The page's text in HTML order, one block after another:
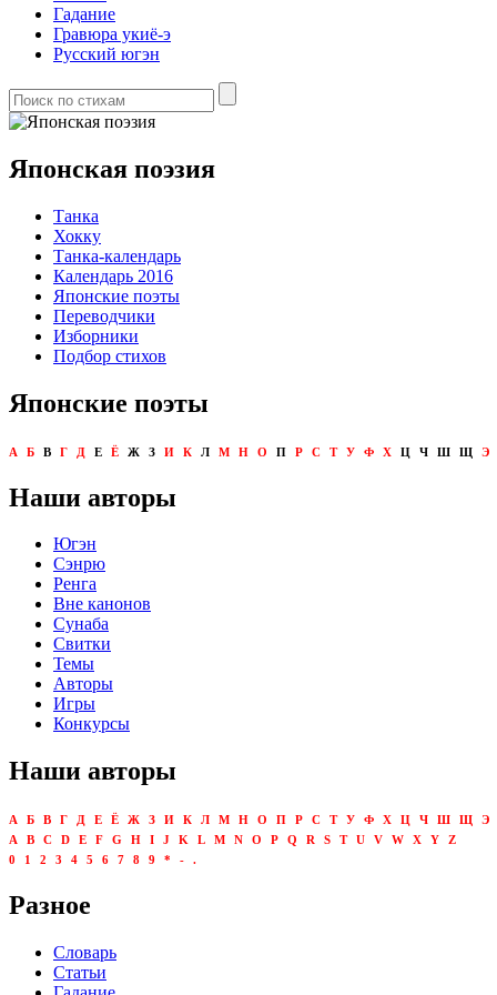
Гадание
Гравюра укиё-э
Русский югэн
Японская поэзия
Танка
Хокку
Танка-календарь
Календарь 2016
Японские поэты
Переводчики
Изборники
Подбор стихов
Японские поэты
А Б В Г Д Е Ё Ж З И К Л М Н О П Р С Т У Ф Х Ц Ч Ш Щ Э
Наши авторы
Югэн
Сэнрю
Ренга
Вне канонов
Сунаба
Свитки
Темы
Авторы
Игры
Конкурсы
Наши авторы
А Б В Г Д Е Ё Ж З И К Л М Н О П Р С Т У Ф Х Ц Ч Ш Щ
Э
A
B C D E F G H I J K L M N O P Q R S T U V W X Y
Z
0
1 2 3 4 5 6 7 8 9 * - .
Разное
Словарь
Статьи